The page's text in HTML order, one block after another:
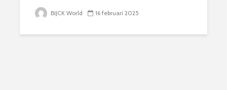
BIJCK World 16 februari 2025